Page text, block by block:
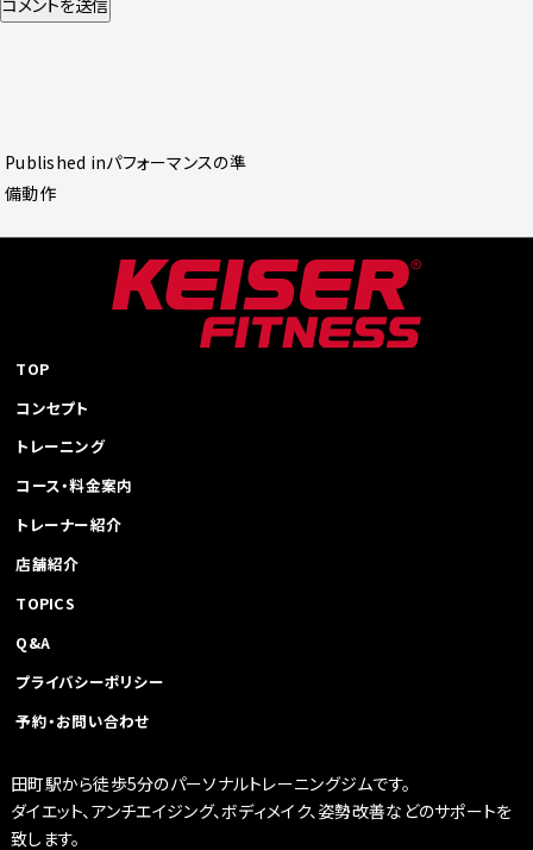
投
稿
ビ
ョ
ン
Published inパフォーマンスの準
備動作
TOP
コンセプト
トレーニング
コース・料金案内
トレーナー紹介
店舗紹介
TOPICS
Q&A
プライバシーポリシー
予約・お問い合わせ
田町駅から徒歩5分のパーソナルトレーニングジムです。
ダイエット、アンチエイジング、ボディメイク、姿勢改善などのサポートを
致します。